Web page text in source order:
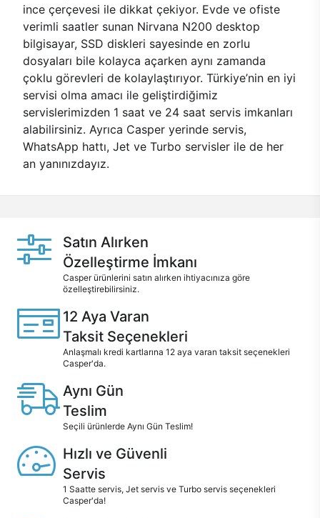
ince çerçevesi ile dikkat çekiyor. Evde ve ofiste
verimli saatler sunan Nirvana N200 desktop
bilgisayar, SSD diskleri sayesinde en zorlu
dosyaları bile kolayca açarken aynı zamanda
çoklu görevleri de kolaylaştırıyor. Türkiye’nin en iyi
servisi olma amacı ile geliştirdiğimiz
servislerimizden 1 saat ve 24 saat servis imkanları
alabilirsiniz. Ayrıca Casper yerinde servis,
WhatsApp hattı, Jet ve Turbo servisler ile de her
an yanınızdayız.
Satın Alırken
Özelleştirme İmkanı
Casper ürünlerini satın alırken ihtiyacınıza göre
özelleştirebilirsiniz.
12 Aya Varan
Taksit Seçenekleri
Anlaşmalı kredi kartlarına 12 aya varan taksit seçenekleri
Casper'da.
Aynı Gün
Teslim
Seçili ürünlerde Aynı Gün Teslim!
Hızlı ve Güvenli
Servis
1 Saatte servis, Jet servis ve Turbo servis seçenekleri
Casper'da!